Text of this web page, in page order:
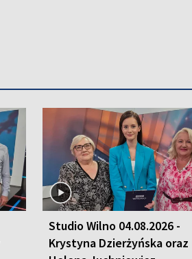
Studio Wilno 04.08.2026 -
Krystyna Dzierżyńska oraz